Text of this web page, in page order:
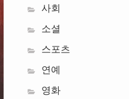
사회
소셜
스포츠
연예
영화